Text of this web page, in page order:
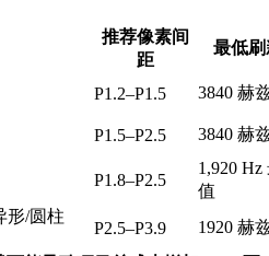
推荐像素间
距
最低
P1.2–P1.5 3840 赫
P1.5–P2.5 3840 赫
P1.8–P2.5
1,920 Hz
值
形/圆柱
P2.5–P3.9
1920 赫